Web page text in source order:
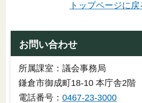
トップページに戻
お問い合わせ
所属課室：議会事務局
鎌倉市御成町18-10 本庁舎2階
電話番号： 0467-23-3000